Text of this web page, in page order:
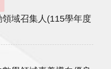
域召集人(115學年度